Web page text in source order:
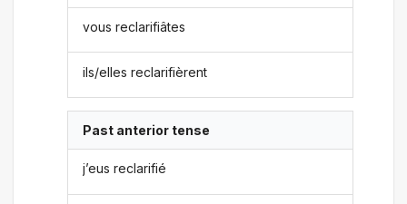
vous reclarifiâtes
ils/elles reclarifièrent
Past anterior tense
j’eus reclarifié